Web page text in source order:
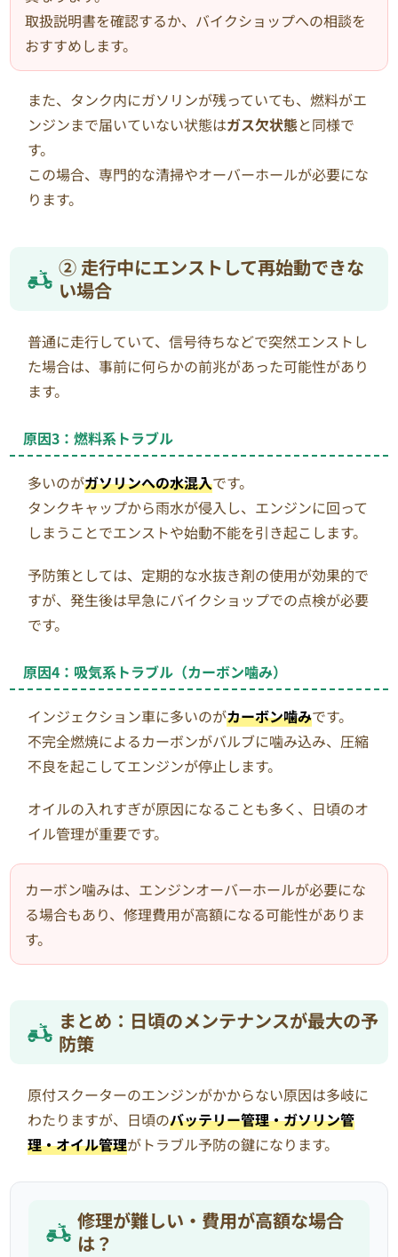
取扱説明書を確認するか、バイクショップへの相談を
おすすめします。
また、タンク内にガソリンが残っていても、燃料がエ
ンジンまで届いていない状態はガス欠状態と同様で
す。
この場合、専門的な清掃やオーバーホールが必要にな
ります。
② 走行中にエンストして再始動できな
い場合
普通に走行していて、信号待ちなどで突然エンストし
た場合は、事前に何らかの前兆があった可能性があり
ます。
原因3：燃料系トラブル
多いのがガソリンへの水混入です。
タンクキャップから雨水が侵入し、エンジンに回って
しまうことでエンストや始動不能を引き起こします。
予防策としては、定期的な水抜き剤の使用が効果的で
すが、発生後は早急にバイクショップでの点検が必要
です。
原因4：吸気系トラブル（カーボン噛み）
インジェクション車に多いのがカーボン噛みです。
不完全燃焼によるカーボンがバルブに噛み込み、圧縮
不良を起こしてエンジンが停止します。
オイルの入れすぎが原因になることも多く、日頃のオ
イル管理が重要です。
カーボン噛みは、エンジンオーバーホールが必要にな
る場合もあり、修理費用が高額になる可能性がありま
す。
まとめ：日頃のメンテナンスが最大の予
防策
原付スクーターのエンジンがかからない原因は多岐に
わたりますが、日頃のバッテリー管理・ガソリン管
理・オイル管理がトラブル予防の鍵になります。
修理が難しい・費用が高額な場合
は？